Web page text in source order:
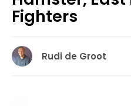
Fighters
Rudi de Groot